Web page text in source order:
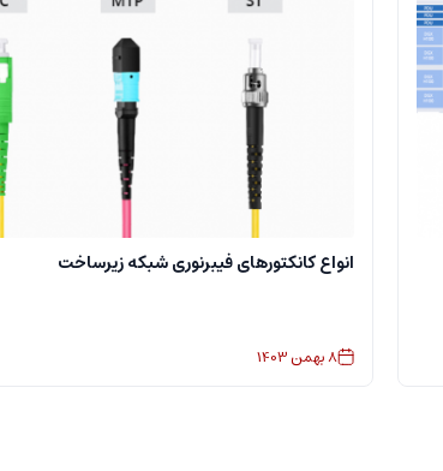
انواع کانکتورهای فیبرنوری شبکه زیرساخت
8بهمن1403